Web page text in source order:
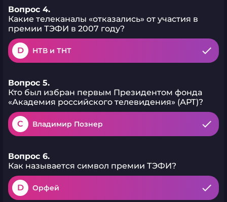
Вопрос 4.
Какие телеканалы «отказались» от участия в
премии ТЭФИ в 2007 году?
D НТВ и ТНТ
Вопрос 5.
Кто был избран первым Президентом фонда
«Академия российского телевидения» (АРТ)?
C Владимир Познер
Вопрос 6.
Как называется символ премии ТЭФИ?
D Орфей